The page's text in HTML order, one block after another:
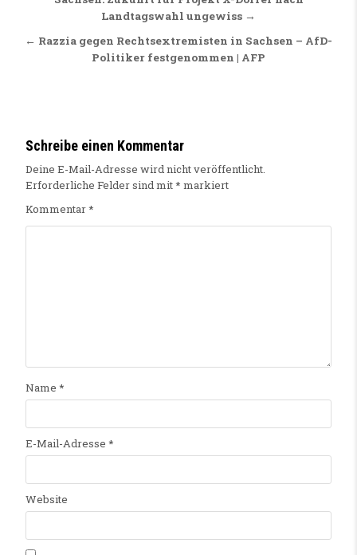
Landtagswahl ungewiss →
← Razzia gegen Rechtsextremisten in Sachsen – AfD-
Politiker festgenommen | AFP
Schreibe einen Kommentar
Deine E-Mail-Adresse wird nicht veröffentlicht.
Erforderliche Felder sind mit* markiert
Kommentar*
Name *
E-Mail-Adresse *
Website